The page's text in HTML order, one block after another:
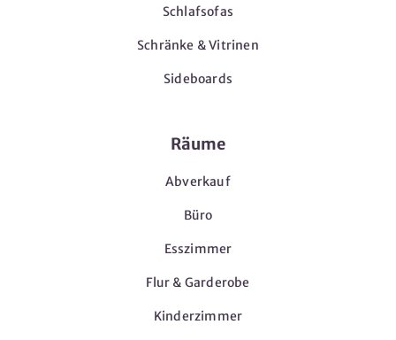
Schlafsofas
Schränke & Vitrinen
Sideboards
Räume
Abverkauf
Büro
Esszimmer
Flur & Garderobe
Kinderzimmer